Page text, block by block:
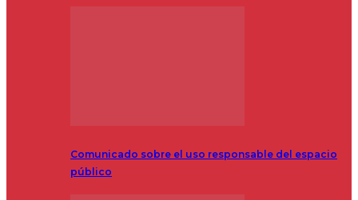
Comunicado sobre el uso responsable del espacio
público